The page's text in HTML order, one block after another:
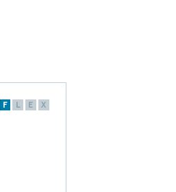
F L E X